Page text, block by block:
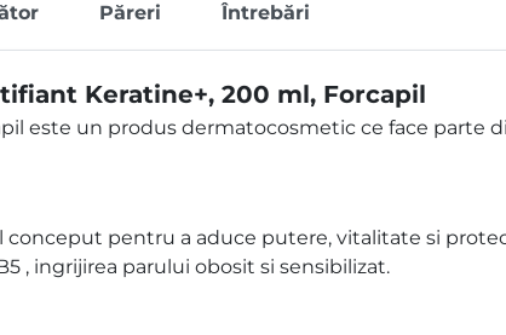
Păreri Întrebări
Keratine+, 200 ml, Forcapil
este un produs dermatocosmetic ce face parte
conceput pentru a aduce putere, vitalitate si
, ingrijirea parului obosit si sensibilizat.